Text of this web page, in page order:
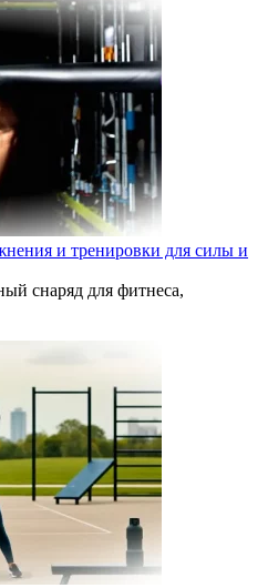
и тренировки для силы и
снаряд для фитнеса,